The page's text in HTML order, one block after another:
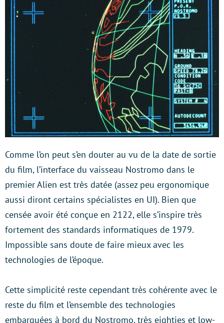
Comme l’on peut s’en douter au vu de la date de sortie
du film, l’interface du vaisseau Nostromo dans le
premier Alien est très datée (assez peu ergonomique
aussi diront certains spécialistes en UI). Bien que
censée avoir été conçue en 2122, elle s’inspire très
fortement des standards informatiques de 1979.
Impossible sans doute de faire mieux avec les
technologies de l’époque.
Cette simplicité reste cependant très cohérente avec le
reste du film et l’ensemble des technologies
embarquées à bord du Nostromo, très eighties et low-